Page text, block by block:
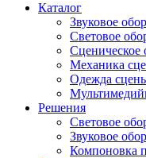
Каталог
Звуковое
Световое
Сценическое
Механика
Одежда
Решения
Световое
Звуковое
Компоновка